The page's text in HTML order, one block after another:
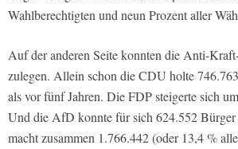
Wahlberechtigten und neun Prozent aller
Auf der anderen Seite konnten die Anti-
zulegen. Allein schon die CDU holte
als vor fünf Jahren. Die FDP steigerte sich
Und die AfD konnte für sich 624.552
macht zusammen 1.766.442 (oder 13,4 %